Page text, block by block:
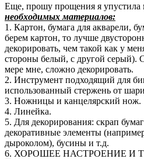
Еще, прошу прощения я упустила
необходимых материалов:
1. Картон, бумага для акварели,
берем картон, то лучше
декорировать, чем такой как у
стороны белый, с другой серый).
мере мне, сложно декорировать.
2. Инструмент подходящий для
использованный стержень от
3. Ножницы и канцелярский нож.
4. Линейка.
5. Для декорирования: скрап
декоративные элементы
дыроколом), бусины и т.д.
6. ХОРОШЕЕ НАСТРОЕНИЕ И